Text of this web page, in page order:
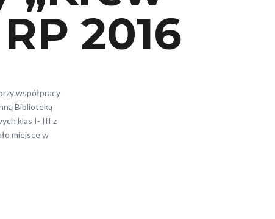
2016
współpracy
Biblioteką
klas I- III z
miejsce w